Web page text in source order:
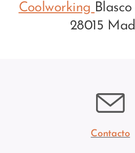
Coolworking
28015
Contacto